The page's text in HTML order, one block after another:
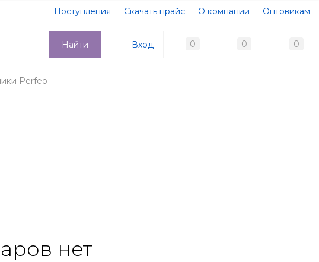
Поступления Скачать прайс О компании
Оптовикам
Доставка
Контакты
Вход 0 0 0
Найти
Perfeo
нет